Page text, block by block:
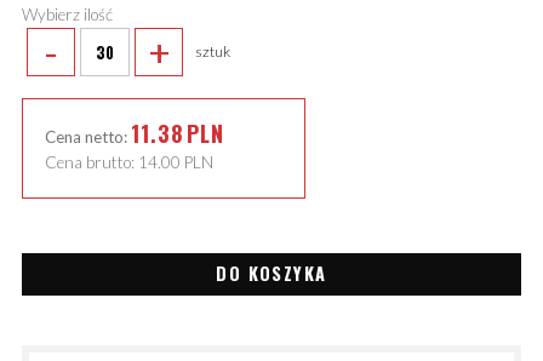
Wybierz ilość
- + sztuk
Cena netto: 11.38PLN
Cena brutto: 14.00 PLN
DO KOSZYKA